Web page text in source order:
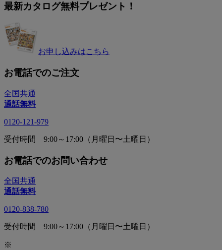
最新カタログ無料プレゼント！
お申し込みはこちら
お電話でのご注文
全国共通
通話無料
0120-121-979
受付時間 9:00～17:00（月曜日〜土曜日）
お電話でのお問い合わせ
全国共通
通話無料
0120-838-780
受付時間 9:00～17:00（月曜日〜土曜日）
※